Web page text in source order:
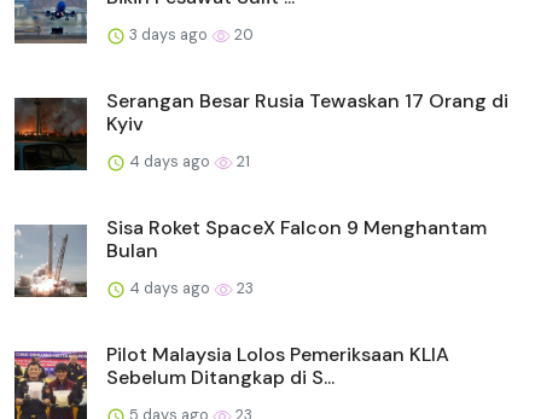
3 days ago 20
Serangan Besar Rusia Tewaskan 17 Orang di
Kyiv
4 days ago 21
Sisa Roket SpaceX Falcon 9 Menghantam
Bulan
4 days ago 23
Pilot Malaysia Lolos Pemeriksaan KLIA
Sebelum Ditangkap di S...